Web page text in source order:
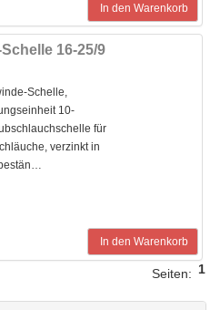
In den Warenkorb
16-25/9
Schelle,
10-
für
verzinkt in
In den Warenkorb
1
Seiten: